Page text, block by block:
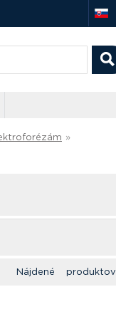
»
Nájdené produktov